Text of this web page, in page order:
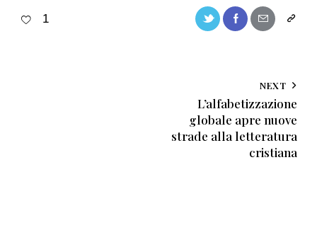
1
NEXT
L’alfabetizzazione
globale apre nuove
strade alla letteratura
cristiana